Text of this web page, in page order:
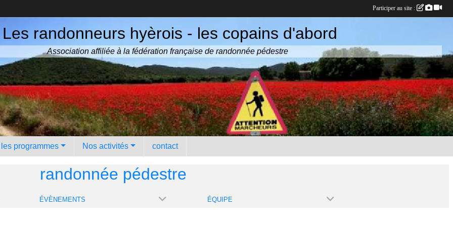
Les randonneurs hyèrois - les copains d'abord
Association affiliée à la fédération française de randonnée pédestre
programmes Nos activités contact
randonnée pédestre
ÉVÈNEMENTS ÉQUIPE
Participer au site :